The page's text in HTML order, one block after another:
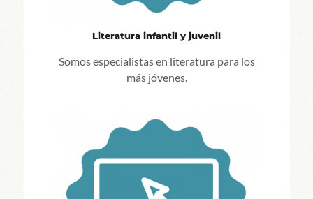
Literatura infantil y juvenil
Somos especialistas en literatura para los
más jóvenes.